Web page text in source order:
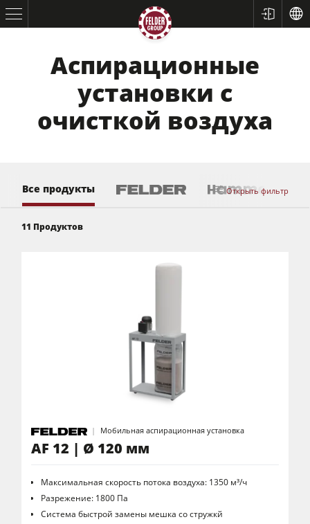
Пильно-фрезерные станки
5-ти операционные комбинированные станки
Обрабатывающие центры с ЧПУ
Кромкооблицовочные станки
Шлифовальные станки
Ленточнопильные станки
Сверлильно-присадочные станки
Аспирационные
установки с
очисткой воздуха
Открыть фильтр
Все продукты
11 Продуктов
Мобильная аспирационная установка
AF 12 | Ø 120 мм
Максимальная скорость потока воздуха: 1350 м³/ч
Разрежение: 1800 Па
Система быстрой замены мешка со стружкй